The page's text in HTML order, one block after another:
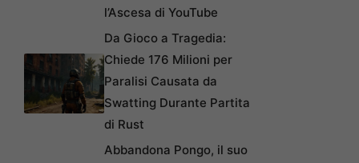
l’Ascesa di YouTube
Da Gioco a Tragedia:
Chiede 176 Milioni per
Paralisi Causata da
Swatting Durante Partita
di Rust
Abbandona Pongo, il suo